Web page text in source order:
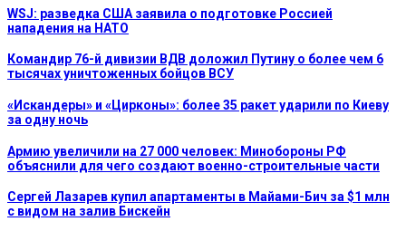
WSJ: разведка США заявила о подготовке Россией
нападения на НАТО
Командир 76-й дивизии ВДВ доложил Путину о более чем 6
тысячах уничтоженных бойцов ВСУ
«Искандеры» и «Цирконы»: более 35 ракет ударили по Киеву
за одну ночь
Армию увеличили на 27 000 человек: Минобороны РФ
объяснили для чего создают военно-строительные части
Сергей Лазарев купил апартаменты в Майами-Бич за $1 млн
с видом на залив Бискейн